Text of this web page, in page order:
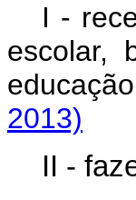
I -
escolar,
2013)
II -